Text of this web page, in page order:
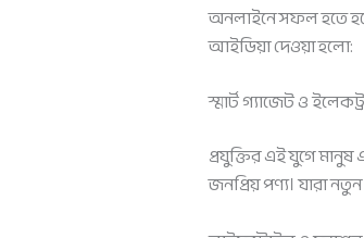
অনলাইনে সফল হতে
আইডিয়া দেওয়া হলো:
স্মার্ট গ্যাজেট ও
প্রযুক্তির এই যুগে
জনপ্রিয় পণ্য। যারা